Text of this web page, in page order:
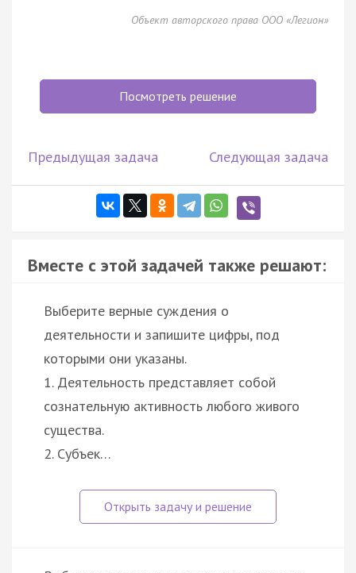
Объект авторского права ООО «Легион»
Посмотреть решение
Предыдущая задача Следующая задача
Вместе с этой задачей также решают:
Выберите верные суждения о
деятельности и запишите цифры, под
которыми они указаны.
1. Деятельность представляет собой
сознательную активность любого живого
существа.
2. Субъек…